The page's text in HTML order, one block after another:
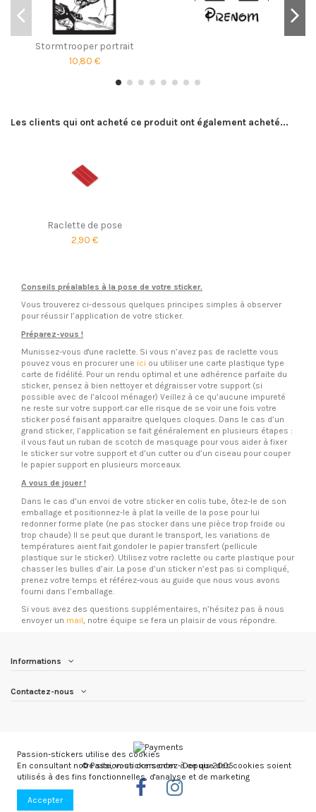
Stormtrooper portrait
10,80 €
Les clients qui ont acheté ce produit ont également acheté...
Raclette de pose
2,90 €
Conseils préalables à la pose de votre sticker.
Vous trouverez ci-dessous quelques principes simples à observer
pour réussir l’application de votre sticker.
Préparez-vous !
Munissez-vous d'une raclette. Si vous n’avez pas de raclette vous
pouvez vous en procurer une ici ou utiliser une carte plastique type
carte de fidélité. Pour un rendu optimal et une adhérence parfaite du
sticker, pensez à bien nettoyer et dégraisser votre support (si
possible avec de l’alcool ménager) Veillez à ce qu’aucune impureté
ne reste sur votre support car elle risque de se voir une fois votre
sticker posé faisant apparaitre quelques cloques. Dans le cas d’un
grand sticker, l’application se fait généralement en plusieurs étapes :
il vous faut un ruban de scotch de masquage pour vous aider à fixer
le sticker sur votre support et d’un cutter ou d’un ciseau pour couper
le papier support en plusieurs morceaux.
A vous de jouer !
Dans le cas d’un envoi de votre sticker en colis tube, ôtez-le de son
emballage et positionnez-le à plat la veille de la pose pour lui
redonner forme plate (ne pas stocker dans une pièce trop froide ou
trop chaude) Il se peut que durant le transport, les variations de
températures aient fait gondoler le papier transfert (pellicule
plastique sur le sticker). Utilisez votre raclette ou carte plastique pour
chasser les bulles d’air. La pose d’un sticker n’est pas si compliqué,
prenez votre temps et référez-vous au guide que nous vous avons
fourni dans l’emballage.
Si vous avez des questions supplémentaires, n’hésitez pas à nous
envoyer un mail, notre équipe se fera un plaisir de vous répondre.
Informations
Contactez-nous
© Passion-stickers.com - Depuis 2005
Passion-stickers utilise des cookies
En consultant notre site, vous consentez à ce que des cookies soient
utilisés à des fins fonctionnelles, d'analyse et de marketing
Accepter